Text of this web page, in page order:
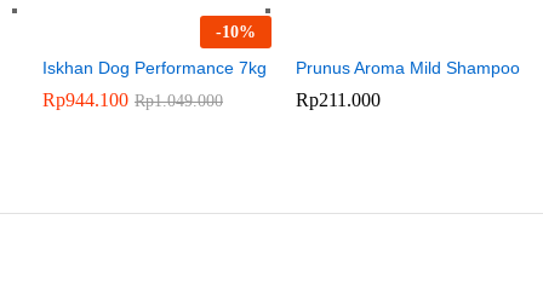
-10%
Iskhan Dog Performance 7kg
Rp944.100 Rp1.049.000
Prunus Aroma Mild Shampoo
Rp211.000